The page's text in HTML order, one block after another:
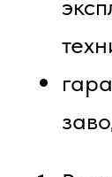
обучением,
Ожидаемые
получите:
Ваше